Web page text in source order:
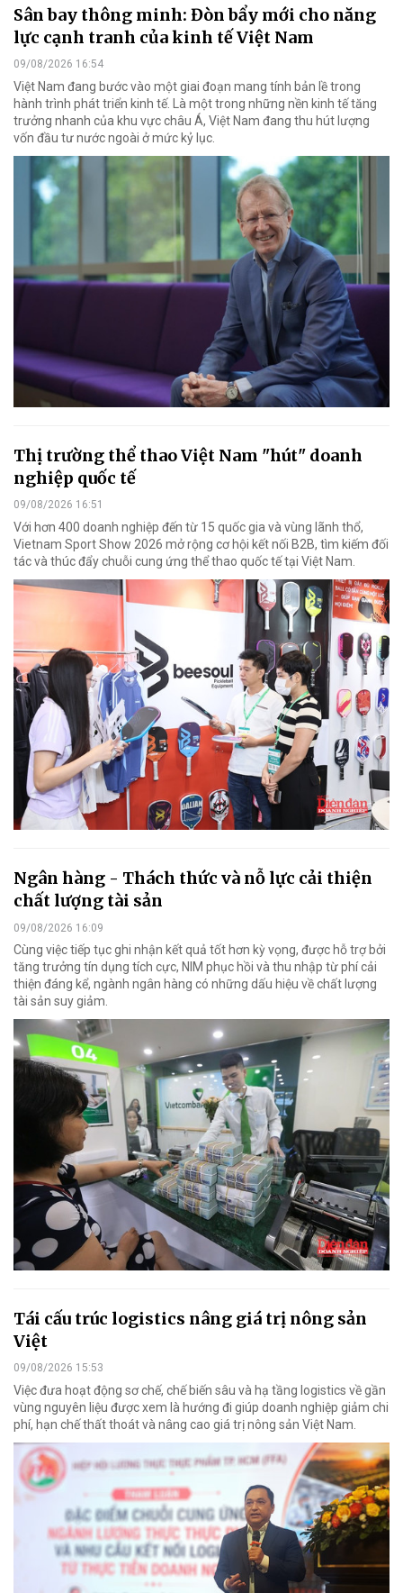
Sân bay thông minh: Đòn bẩy mới cho năng
lực cạnh tranh của kinh tế Việt Nam
09/08/2026 16:54
Việt Nam đang bước vào một giai đoạn mang tính bản lề trong
hành trình phát triển kinh tế. Là một trong những nền kinh tế tăng
trưởng nhanh của khu vực châu Á, Việt Nam đang thu hút lượng
vốn đầu tư nước ngoài ở mức kỷ lục.
Thị trường thể thao Việt Nam "hút" doanh
nghiệp quốc tế
09/08/2026 16:51
Với hơn 400 doanh nghiệp đến từ 15 quốc gia và vùng lãnh thổ,
Vietnam Sport Show 2026 mở rộng cơ hội kết nối B2B, tìm kiếm đối
tác và thúc đẩy chuỗi cung ứng thể thao quốc tế tại Việt Nam.
Ngân hàng - Thách thức và nỗ lực cải thiện
chất lượng tài sản
09/08/2026 16:09
Cùng việc tiếp tục ghi nhận kết quả tốt hơn kỳ vọng, được hỗ trợ bởi
tăng trưởng tín dụng tích cực, NIM phục hồi và thu nhập từ phí cải
thiện đáng kể, ngành ngân hàng có những dấu hiệu về chất lượng
tài sản suy giảm.
Tái cấu trúc logistics nâng giá trị nông sản
Việt
09/08/2026 15:53
Việc đưa hoạt động sơ chế, chế biến sâu và hạ tầng logistics về gần
vùng nguyên liệu được xem là hướng đi giúp doanh nghiệp giảm chi
phí, hạn chế thất thoát và nâng cao giá trị nông sản Việt Nam.